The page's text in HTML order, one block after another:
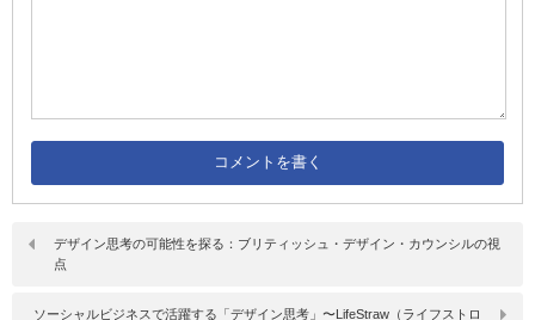
デザイン思考の可能性を探る：ブリティッシュ・デザイン・カウンシルの視
点
ソーシャルビジネスで活躍する「デザイン思考」〜LifeStraw（ライフストロ